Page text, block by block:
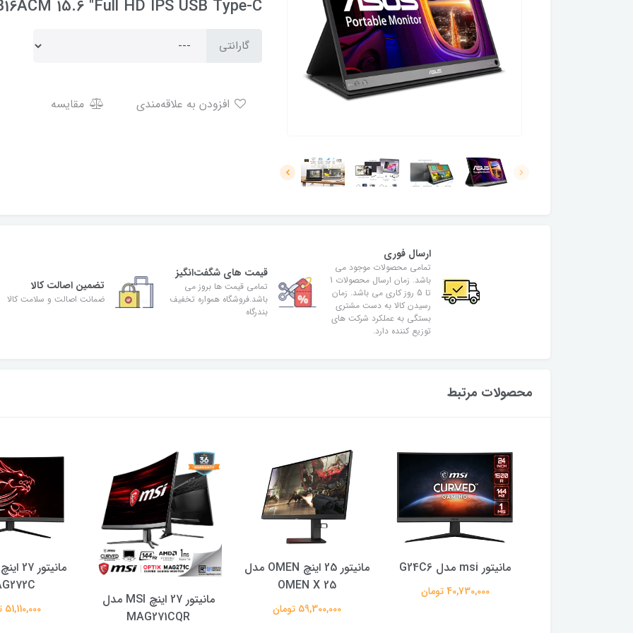
15.6 "Full HD IPS USB Type-C
گارانتی
مقایسه
ارسال فوری
تمامی محصولات موجود می
باشد. زمان ارسال محصولات 1
تا 5 روز کاری می باشد. زمان
رسیدن کالا به دست مشتری
بستگی به عملکرد شرکت های
توزیع کننده دارد.
قیمت های شگفت‌انگیز
تمامی قیمت ها بروز می
باشد.فروشگاه همواره تخفیف
بندرگاه
تضمین اصالت کالا
ضمانت اصالت و سلامت کالا
محصولات مرتبط
مانیتور msi مدل G24C6
40,730,000 تومان
مانیتور 25 اینچ OMEN مدل
OMEN X 25
59,300,000 تومان
مانیتور 27 اینچ MSI مدل
MAG271CQR
51,110,000 تومان